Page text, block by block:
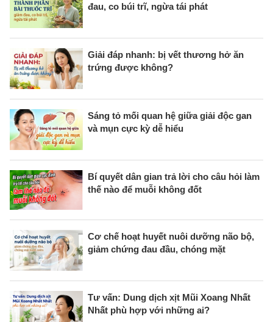
đau, co búi trĩ, ngừa tái phát
Giải đáp nhanh: bị vết thương hở ăn
trứng được không?
Sáng tỏ mối quan hệ giữa giải độc gan
và mụn cực kỳ dễ hiểu
Bí quyết dân gian trả lời cho câu hỏi làm
thế nào để muỗi không đốt
Cơ chế hoạt huyết nuôi dưỡng não bộ,
giảm chứng đau đầu, chóng mặt
Tư vấn: Dung dịch xịt Mũi Xoang Nhất
Nhất phù hợp với những ai?